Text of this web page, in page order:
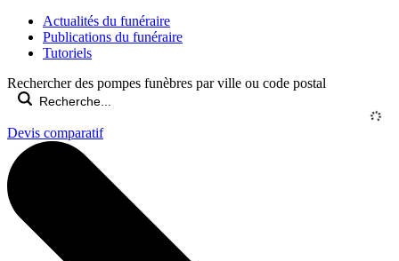
Actualités du funéraire
Publications du funéraire
Tutoriels
Rechercher des pompes funèbres par ville ou code postal
Devis comparatif